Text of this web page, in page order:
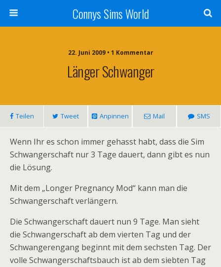
Connys Sims World
22. Juni 2009 • 1 Kommentar
Länger Schwanger
Teilen Tweet Anpinnen Mail SMS
Wenn Ihr es schon immer gehasst habt, dass die Sim
Schwangerschaft nur 3 Tage dauert, dann gibt es nun
die Lösung.
Mit dem „Longer Pregnancy Mod“ kann man die
Schwangerschaft verlängern.
Die Schwangerschaft dauert nun 9 Tage. Man sieht
die Schwangerschaft ab dem vierten Tag und der
Schwangerengang beginnt mit dem sechsten Tag. Der
volle Schwangerschaftsbauch ist ab dem siebten Tag